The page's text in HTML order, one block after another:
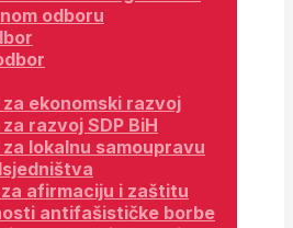
odboru
ekonomski razvoj
razvoj SDP BiH
lokalnu samoupravu
afirmaciju i zaštitu
antifašističke borbe